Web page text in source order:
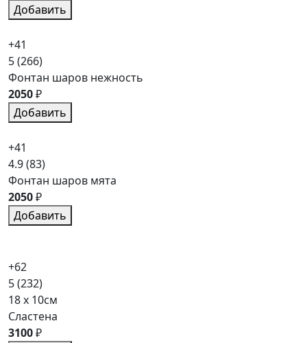
Добавить
+41
5(266)
Фонтан шаров нежность
2050₽
Добавить
+41
4.9(83)
Фонтан шаров мята
2050₽
Добавить
+62
5(232)
18 x 10см
Сластена
3100₽